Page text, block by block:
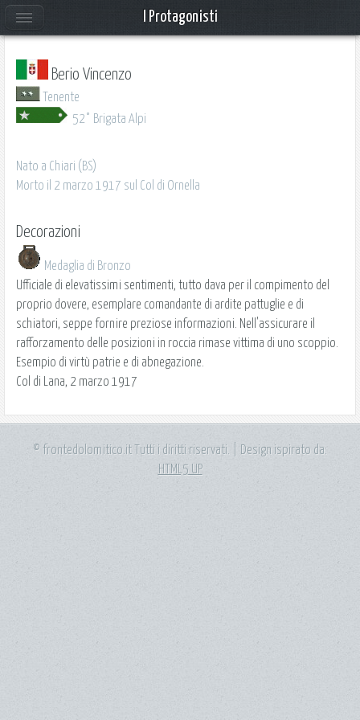
Berio Vincenzo
Tenente
52° Brigata Alpi
Nato a Chiari (BS)
Morto il 2 marzo 1917 sul Col di Ornella
Decorazioni
Medaglia di Bronzo
Ufficiale di elevatissimi sentimenti, tutto dava per il compimento del
proprio dovere, esemplare comandante di ardite pattuglie e di
schiatori, seppe fornire preziose informazioni. Nell'assicurare il
rafforzamento delle posizioni in roccia rimase vittima di uno scoppio.
Esempio di virtù patrie e di abnegazione.
Col di Lana, 2 marzo 1917
© frontedolomitico.it Tutti i diritti riservati. | Design ispirato da:
HTML5 UP
I Protagonisti